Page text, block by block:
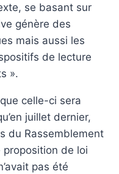
se basant sur
génère des
mais aussi les
de lecture
».
celle-ci sera
juillet dernier,
du Rassemblement
de loi
pas été